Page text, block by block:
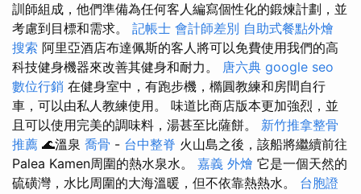
訓師組成，他們準備為任何客人編寫個性化的鍛煉計劃，並
考慮到目標和需求。 記帳士 會計師差別 自助式餐點外燴
搜索 阿里亞酒店布達佩斯的客人將可以免費使用我們的高
科技健身機器來改善其健身和耐力。 唐六典 google seo
數位行銷 在健身室中，有跑步機，橢圓教練和房間自行
車，可以由私人教練使用。 味道比商店版本更加強烈，並
且可以使用完美的調味料，湯甚至比薩餅。 新竹推拿整骨
推薦 🌊溫泉 喬骨 - 台中整脊 火山島之後，該船將繼續前往
Palea Kamen周圍的熱水泉水。 嘉義 外燴 它是一個天然的
硫磺灣，水比周圍的大海溫暖，但不依靠熱熱水。 台胞證